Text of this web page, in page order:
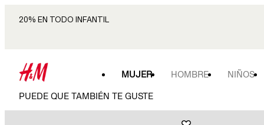
20% EN TODO INFANTIL
MUJER HOMBRE NIÑOS
PUEDE QUE TAMBIÉN TE GUSTE